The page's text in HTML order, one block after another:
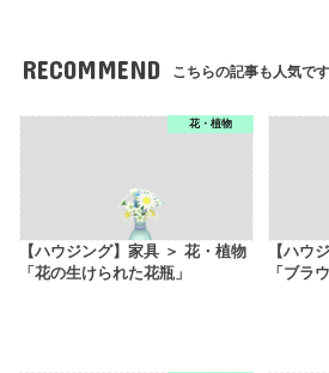
RECOMMEND こちらの記事も人気です
花・植物
【ハウジング】家具 ＞ 花・植物
「花の生けられた花瓶」
【ハウ
「ブラ